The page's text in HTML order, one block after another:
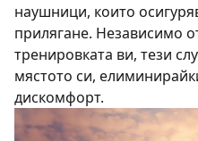
наушници, които
прилягане. Независимо
тренировката ви, тези
мястото си,
дискомфорт.